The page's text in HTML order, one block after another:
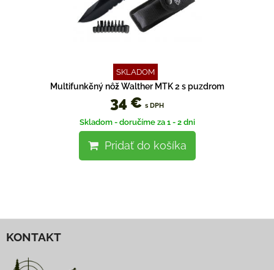
SKLADOM
Multifunkčný nôž Walther MTK 2 s puzdrom
34 € s DPH
Skladom - doručíme za 1 - 2 dni
Pridať do košíka
KONTAKT